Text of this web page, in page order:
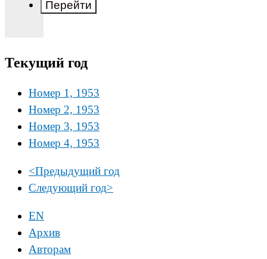
Текущий год
Номер 1, 1953
Номер 2, 1953
Номер 3, 1953
Номер 4, 1953
<Предыдущий год
Следующий год>
EN
Архив
Авторам